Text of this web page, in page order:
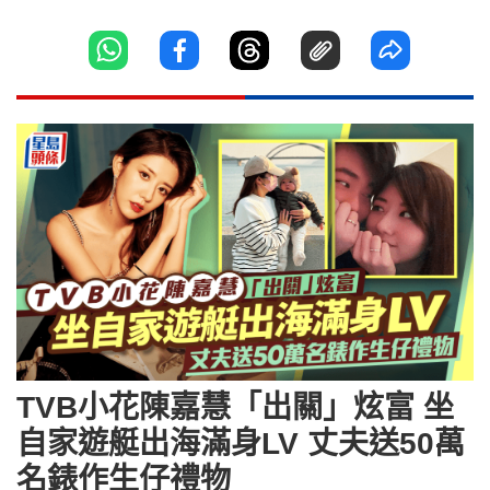
TVB小花陳嘉慧「出關」炫富 坐
自家遊艇出海滿身LV 丈夫送50萬
名錶作生仔禮物